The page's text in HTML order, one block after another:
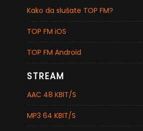
Kako da slušate TOP FM?
TOP FM iOS
TOP FM Android
STREAM
AAC 48 KBIT/S
MP3 64 KBIT/S